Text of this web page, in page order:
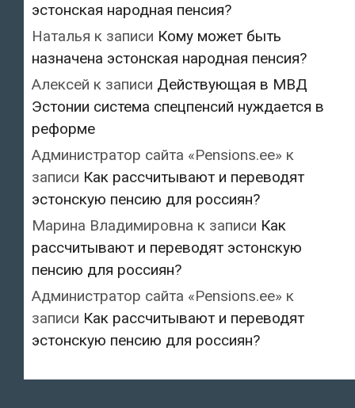
эстонская народная пенсия?
Наталья к записи Кому может быть
назначена эстонская народная пенсия?
Алексей к записи Действующая в МВД
Эстонии система спецпенсий нуждается в
реформе
Администратор сайта «Pensions.ee» к
записи Как рассчитывают и переводят
эстонскую пенсию для россиян?
Марина Владимировна к записи Как
рассчитывают и переводят эстонскую
пенсию для россиян?
Администратор сайта «Pensions.ee» к
записи Как рассчитывают и переводят
эстонскую пенсию для россиян?